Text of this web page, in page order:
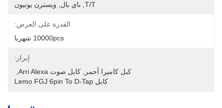
T/T, باي بال, ويسترن يونيون
القدرة على العرض:
10000pcs شهريا
إبراز:
كبل كاميرا أحمر
كابل صوت Arri Alexa
كابل Lemo FGJ 6pin To D-Tap